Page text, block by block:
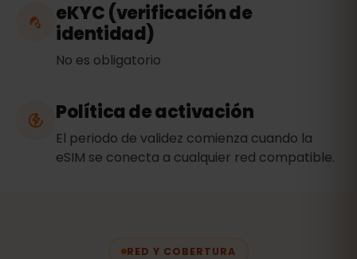
eKYC (verificación de
identidad)
No es obligatorio
Política de activación
El periodo de validez comienza cuando la
eSIM se conecta a cualquier red compatible.
RED Y COBERTURA